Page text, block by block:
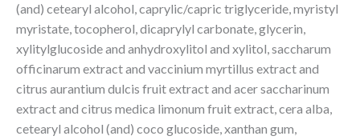
(and) cetearyl alcohol, caprylic/capric triglyceride, myristyl
myristate, tocopherol, dicaprylyl carbonate, glycerin,
xylitylglucoside and anhydroxylitol and xylitol, saccharum
officinarum extract and vaccinium myrtillus extract and
citrus aurantium dulcis fruit extract and acer saccharinum
extract and citrus medica limonum fruit extract, cera alba,
cetearyl alcohol (and) coco glucoside, xanthan gum,